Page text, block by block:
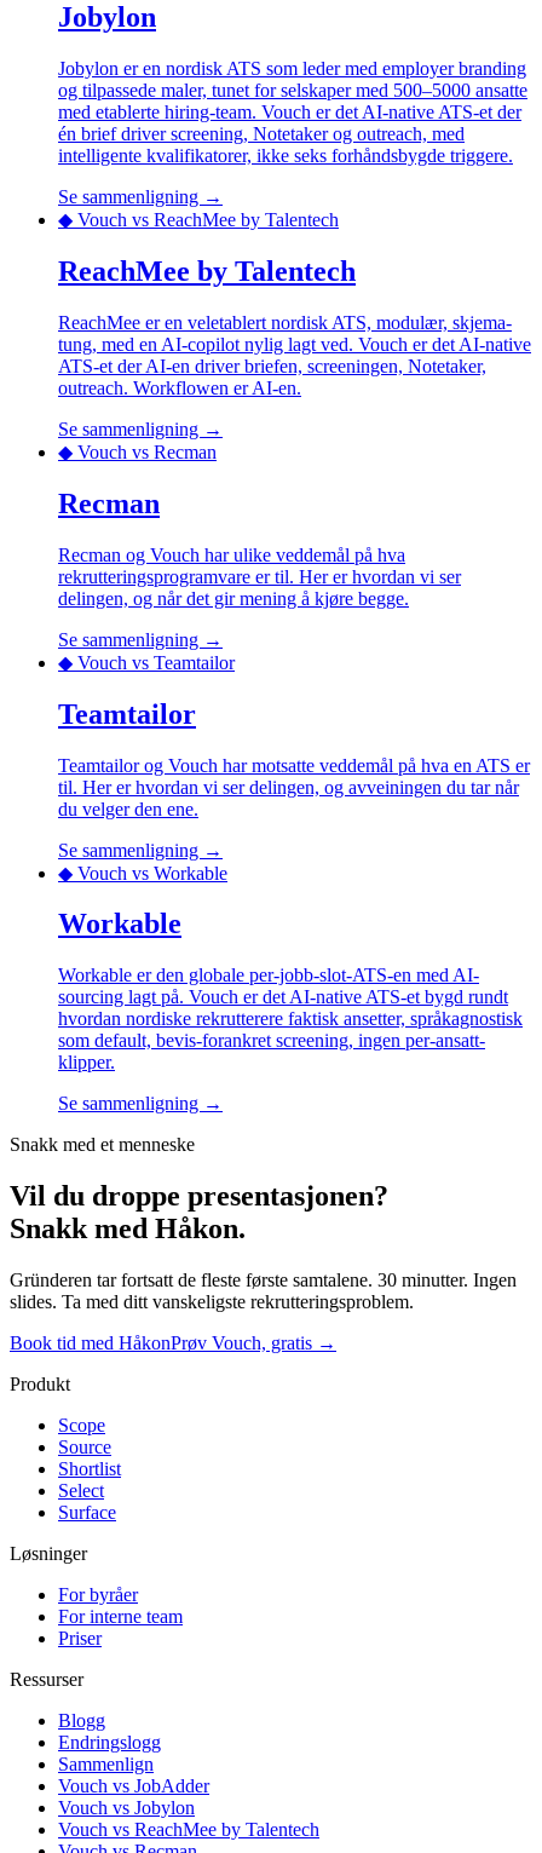
Jobylon
Jobylon er en nordisk ATS som leder med employer branding
og tilpassede maler, tunet for selskaper med 500–5000 ansatte
med etablerte hiring-team. Vouch er det AI-native ATS-et der
én brief driver screening, Notetaker og outreach, med
intelligente kvalifikatorer, ikke seks forhåndsbygde triggere.
Se sammenligning →
◆ Vouch vs ReachMee by Talentech
ReachMee by Talentech
ReachMee er en veletablert nordisk ATS, modulær, skjema-
tung, med en AI-copilot nylig lagt ved. Vouch er det AI-native
ATS-et der AI-en driver briefen, screeningen, Notetaker,
outreach. Workflowen er AI-en.
Se sammenligning →
◆ Vouch vs Recman
Recman
Recman og Vouch har ulike veddemål på hva
rekrutteringsprogramvare er til. Her er hvordan vi ser
delingen, og når det gir mening å kjøre begge.
Se sammenligning →
◆ Vouch vs Teamtailor
Teamtailor
Teamtailor og Vouch har motsatte veddemål på hva en ATS er
til. Her er hvordan vi ser delingen, og avveiningen du tar når
du velger den ene.
Se sammenligning →
◆ Vouch vs Workable
Workable
Workable er den globale per-jobb-slot-ATS-en med AI-
sourcing lagt på. Vouch er det AI-native ATS-et bygd rundt
hvordan nordiske rekrutterere faktisk ansetter, språkagnostisk
som default, bevis-forankret screening, ingen per-ansatt-
klipper.
Se sammenligning →
Snakk med et menneske
Vil du droppe presentasjonen?
Snakk med Håkon.
Gründeren tar fortsatt de fleste første samtalene. 30 minutter. Ingen
slides. Ta med ditt vanskeligste rekrutteringsproblem.
Book tid med HåkonPrøv Vouch, gratis →
Produkt
Scope
Source
Shortlist
Select
Surface
Løsninger
For byråer
For interne team
Priser
Ressurser
Blogg
Endringslogg
Sammenlign
Vouch vs JobAdder
Vouch vs Jobylon
Vouch vs ReachMee by Talentech